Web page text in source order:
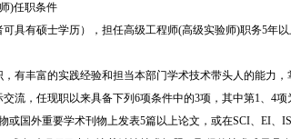
)任职条件
具有硕士学历），担任高级工程师(高级实验师)职务5年
有丰富的实践经验和担当本部门学术技术带头人的能力
流，任现职以来具备下列6项条件中的3项，其中第1、4项
或国外重要学术刊物上发表5篇以上论文，或在SCI、EI、